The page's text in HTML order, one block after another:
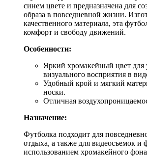
синем цвете и предназначена для
образа в повседневной жизни.
качественного материала, эта
комфорт и свободу движений.
Особенности:
Яркий хромакейный цвет для
визуального восприятия в
Удобный крой и мягкий
носки.
Отличная
Назначение:
Футболка подходит для
отдыха, а также для видеосъемок и
использованием хромакейного